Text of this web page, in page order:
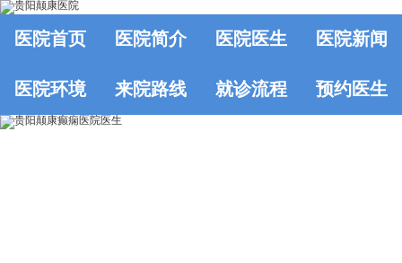
医院首页 医院简介 医院医生 医院新闻
医院环境 来院路线 就诊流程 预约医生